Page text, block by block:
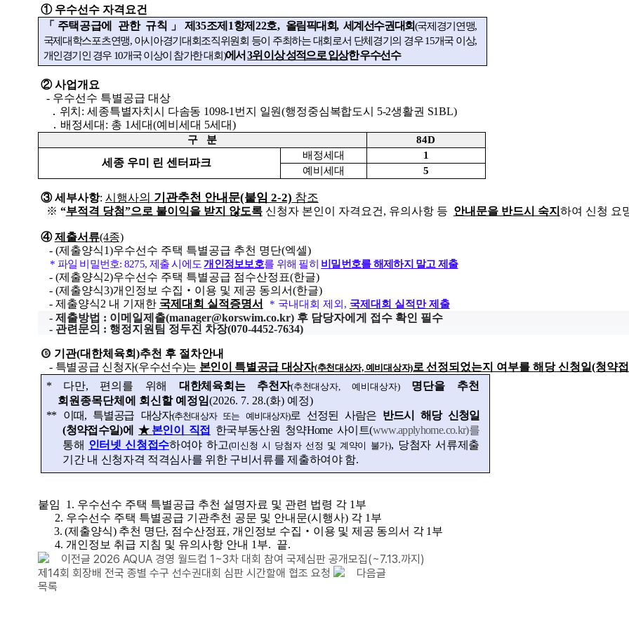
① 우수선수 자격요건
「주택공급에 관한 규칙」제35조제1항제22호, 올림픽대회, 세계선수권대회(국제경기연맹,
국제대학스포츠연맹, 아시아경기대회조직위원회 등이 주최하는 대회로서 단체경기의 경우 15개국 이상,
개인경기인 경우 10개국 이상이 참가한 대회)에서3위 이상 성적으로 입상한 우수선수
② 사업개요
- 우수선수 특별공급 대상
․ 위치: 세종특별자치시 다솜동 1098-1번지 일원(행정중심복합도시 5-2생활권 S1BL)
․ 배정세대: 총 1세대(예비세대 5세대)
구 분 84D
세종 우미 린 센터파크
배정세대
1
예비세대
5
③ 세부사항: 시행사의 기관추천 안내문(붙임 2-2) 참조
※ “부적격 당첨”으로 불이익을 받지 않도록신청자 본인이 자격요건, 유의사항 등 안내문을 반드시 숙지 하여 신청 요
④제출서류(4종)
- (제출양식1)우수선수 주택 특별공급 추천 명단(엑셀)
* 파일 비밀번호: 8275, 제출 시에도개인정보보호를 위해 필히 비밀번호를 해제하지 말고 제출
- (제출양식2)우수선수 주택 특별공급 점수산정표(한글)
- (제출양식3)개인정보 수집‧이용 및 제공 동의서(한글)
- 제출양식2 내 기재한 국제대회 실적증명서 * 국내대회 제외, 국제대회 실적만 제출
- 제출방법 : 이메일제출(manager@korswim.co.kr) 후 담당자에게 접수 확인 필수
- 관련문의 : 행정지원팀 정두진 차장(070-4452-7634)
⑤ 기관(대한체육회)추천 후 절차안내
- 특별공급 신청자(우수선수)는 본인이 특별공급 대상자(추천대상자, 예비대상자)로 선정되었는지 여부를 해당 신청일(청약
* 다만, 편의를 위해 대한체육회는 추천자(추천대상자, 예비대상자)명단을 추천
회원종목단체에 회신할 예정임(2026. 7. 28.(화) 예정)
** 이때, 특별공급 대상자(추천대상자 또는 예비대상자)로 선정된 사람은 반드시 해당 신청일
(청약접수일)에★ 본인이 직접 한국부동산원 청약Home 사이트(www.applyhome.co.kr)를
통해 인터넷신청접수하여야 하고(미신청 시 당첨자 선정 및 계약이 불가), 당첨자 서류제출
기간 내 신청자격 적격심사를 위한 구비서류를 제출하여야 함.
붙임 1. 우수선수 주택 특별공급 추천 설명자료 및 관련 법령 각 1부
2. 우수선수 주택 특별공급 기관추천 공문 및 안내문(시행사) 각 1부
3. (제출양식) 추천 명단, 점수산정표, 개인정보 수집‧이용 및 제공 동의서 각 1부
4. 개인정보 취급 지침 및 유의사항 안내 1부. 끝.
이전글 2026 AQUA 경영 월드컵 1~3차 대회 참여 국제심판 공개모집(~7.13.까지)
제14회 회장배 전국 종별 수구 선수권대회 심판 시간할애 협조 요청
다음글
목록